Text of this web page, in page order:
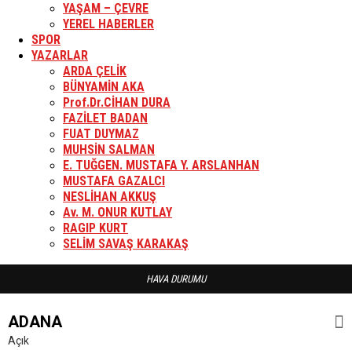
YAŞAM – ÇEVRE
YEREL HABERLER
SPOR
YAZARLAR
ARDA ÇELİK
BÜNYAMİN AKA
Prof.Dr.CİHAN DURA
FAZİLET BADAN
FUAT DUYMAZ
MUHSİN SALMAN
E. TUĞGEN. MUSTAFA Y. ARSLANHAN
MUSTAFA GAZALCI
NESLİHAN AKKUŞ
Av. M. ONUR KUTLAY
RAGIP KURT
SELİM SAVAŞ KARAKAŞ
HAVA DURUMU
ADANA
Açık